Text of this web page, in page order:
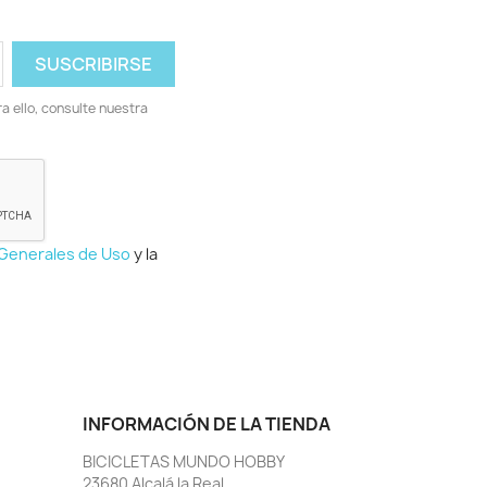
ello, consulte nuestra
de Uso y la
INFORMACIÓN DE LA TIENDA
BICICLETAS MUNDO HOBBY